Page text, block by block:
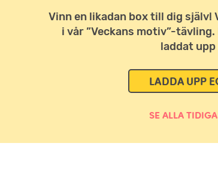
Vinn en likadan box till dig själv!
i vår ”Veckans motiv”-
laddat
LADDA UPP
SE ALLA